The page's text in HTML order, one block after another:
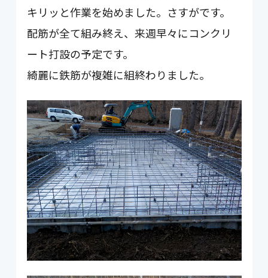
キリッと作業を始めました。さすがです。
配筋が全て組み終え、来週早々にコンクリ
ート打設の予定です。
綺麗に鉄筋が複雑に組終わりました。